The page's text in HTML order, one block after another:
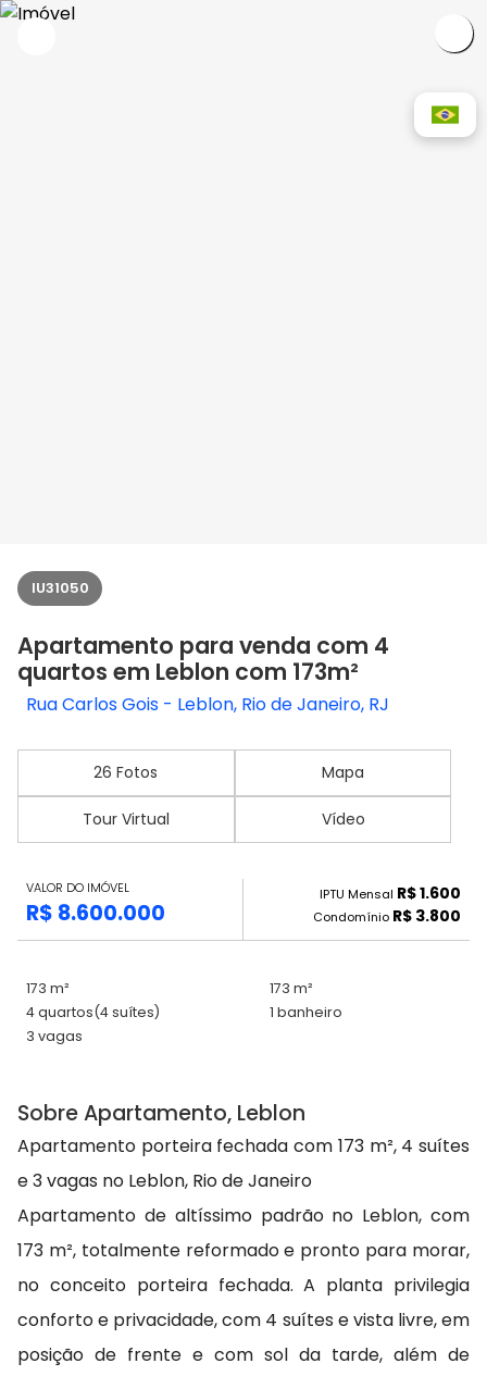
IU31050
Apartamento para venda com 4
quartos em Leblon com 173m²
Rua Carlos Gois - Leblon, Rio de Janeiro, RJ
26 Fotos Mapa
Tour Virtual Vídeo
VALOR DO IMÓVEL
R$ 8.600.000
IPTU Mensal R$ 1.600
Condomínio R$ 3.800
173 m²
173 m²
4 quartos(4 suítes)
1 banheiro
3 vagas
Sobre Apartamento, Leblon
Apartamento porteira fechada com 173 m², 4 suítes
e 3 vagas no Leblon, Rio de Janeiro
Apartamento de altíssimo padrão no Leblon, com
173 m², totalmente reformado e pronto para morar,
no conceito porteira fechada. A planta privilegia
conforto e privacidade, com 4 suítes e vista livre, em
posição de frente e com sol da tarde, além de